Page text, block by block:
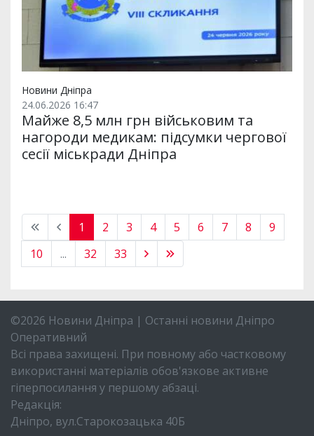
Новини Дніпра
24.06.2026 16:47
Майже 8,5 млн грн військовим та
нагороди медикам: підсумки чергової
сесії міськради Дніпра
1 2 3 4 5 6 7 8
9
10
... 32 33
©2026 Новини Дніпра | Останні новини Дніпро
Оперативний
Всі права захищені. При повному або частковому
використанні матеріалів обов'язкове активне
гіперпосилання у першому абзаці.
Редакція:
Дніпро, вул.Старокозацька 40Б